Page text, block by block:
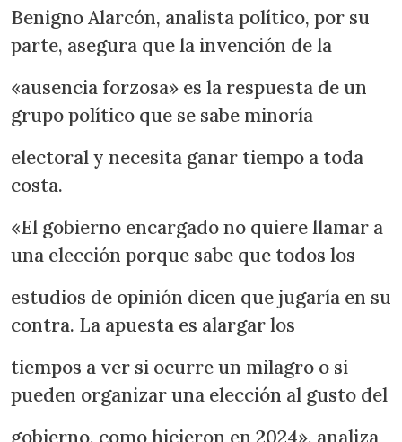
Benigno Alarcón, analista político, por su
parte, asegura que la invención de la
«ausencia forzosa» es la respuesta de un
grupo político que se sabe minoría
electoral y necesita ganar tiempo a toda
costa.
«El gobierno encargado no quiere llamar a
una elección porque sabe que todos los
estudios de opinión dicen que jugaría en su
contra. La apuesta es alargar los
tiempos a ver si ocurre un milagro o si
pueden organizar una elección al gusto del